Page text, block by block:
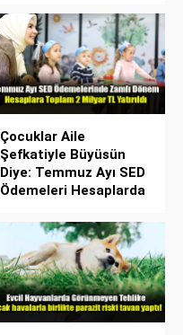
Çocuklar Aile
Şefkatiyle Büyüsün
Diye: Temmuz Ayı SED
Ödemeleri Hesaplarda